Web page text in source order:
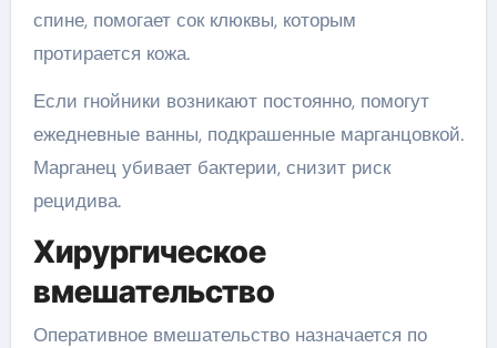
спине, помогает сок клюквы, которым
протирается кожа.
Если гнойники возникают постоянно, помогут
ежедневные ванны, подкрашенные марганцовкой.
Марганец убивает бактерии, снизит риск
рецидива.
Хирургическое
вмешательство
Оперативное вмешательство назначается по